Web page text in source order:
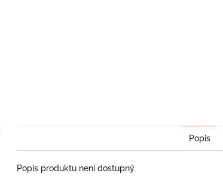
Popis
Popis produktu není dostupný